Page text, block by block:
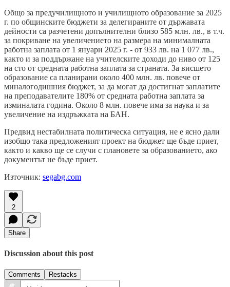
Общо за предучилищното и училищното образование за 2025
г. по общинските бюджети за делегираните от държавата
дейности са разчетени допълнителни близо 585 млн. лв., в т.ч.
за покриване на увеличението на размера на минималната
работна заплата от 1 януари 2025 г. - от 933 лв. на 1 077 лв.,
както и за поддържане на учителските доходи до ниво от 125
на сто от средната работна заплата за страната. За висшето
образование са планирани около 400 млн. лв. повече от
миналогодишния бюджет, за да могат да достигнат заплатите
на преподавателите 180% от средната работна заплата за
изминалата година. Около 8 млн. повече има за наука и за
увеличение на издръжката на БАН.
Предвид нестабилната политическа ситуация, не е ясно дали
изобщо така предложеният проект на бюджет ще бъде приет,
както и какво ще се случи с плановете за образованието, ако
документът не бъде приет.
Източник: segabg.com
2
Share
Discussion about this post
Comments Restacks